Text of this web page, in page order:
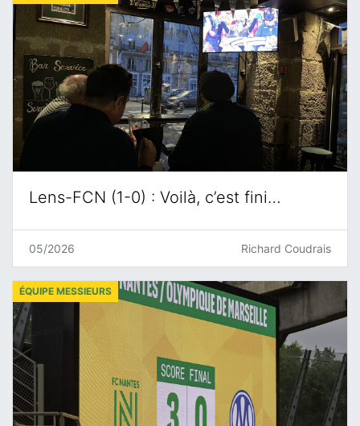
Lens-FCN (1-0) : Voilà, c’est fini…
05/2026 Richard Coudrais
ÉQUIPE MESSIEURS